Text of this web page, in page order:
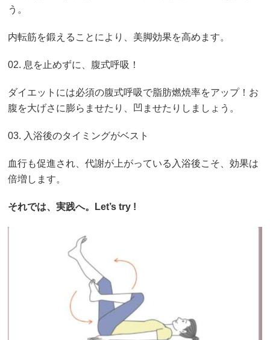
う。
内転筋を鍛えることにより、美脚効果を高めます。
02. 息を止めずに、腹式呼吸！
ダイエットには必須の腹式呼吸で脂肪燃焼率をアップ！お
腹を大げさに膨らませたり、凹ませたりしましょう。
03. 入浴後のタイミングがベスト
血行も促進され、代謝が上がっている入浴後こそ、効果は
倍増します。
それでは、実践へ。Let’s try !